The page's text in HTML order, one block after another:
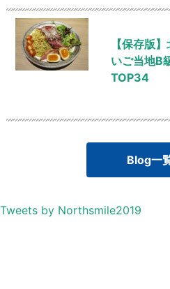
【保存版
いご当地B
TOP34
Blog一
Tweets by Northsmile2019